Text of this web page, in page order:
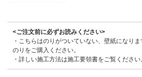
<ご注文前に必ずお読みください>
・こちらはのりがついていない、壁紙になり
のりをご購入ください。
・詳しい施工方法は施工要領書をご覧ください